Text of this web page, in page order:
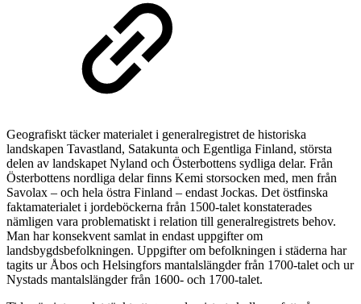
Geografiskt täcker materialet i generalregistret de historiska
landskapen Tavastland, Satakunta och Egentliga Finland, största
delen av landskapet Nyland och Österbottens sydliga delar. Från
Österbottens nordliga delar finns Kemi storsocken med, men från
Savolax – och hela östra Finland – endast Jockas. Det östfinska
faktamaterialet i jordeböckerna från 1500-talet konstaterades
nämligen vara problematiskt i relation till generalregistrets behov.
Man har konsekvent samlat in endast uppgifter om
landsbygdsbefolkningen. Uppgifter om befolkningen i städerna har
tagits ur Åbos och Helsingfors mantalslängder från 1700-talet och ur
Nystads mantalslängder från 1600- och 1700-talet.